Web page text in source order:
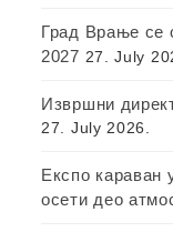
Град Врање
2027 27. July
Извршни
27. July 2026.
Експо караван
осети део